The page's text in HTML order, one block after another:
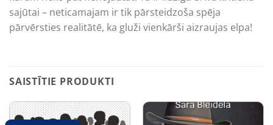
sajūtai – neticamajam ir tik pārsteidzoša spēja
pārvērsties realitātē, ka gluži vienkārši aizraujas elpa!
SAISTĪTIE PRODUKTI